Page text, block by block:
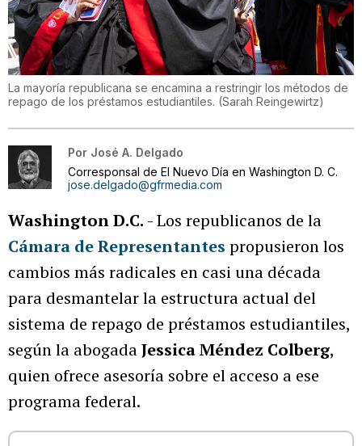
La mayoría republicana se encamina a restringir los métodos de
repago de los préstamos estudiantiles. (Sarah Reingewirtz)
Por José A. Delgado
Corresponsal de El Nuevo Día en Washington D. C.
jose.delgado@gfrmedia.com
Washington D.C. - Los republicanos de la
Cámara de Representantes propusieron los
cambios más radicales en casi una década
para desmantelar la estructura actual del
sistema de repago de préstamos estudiantiles,
según la abogadaJessica Méndez Colberg,
quien ofrece asesoría sobre el acceso a ese
programa federal.